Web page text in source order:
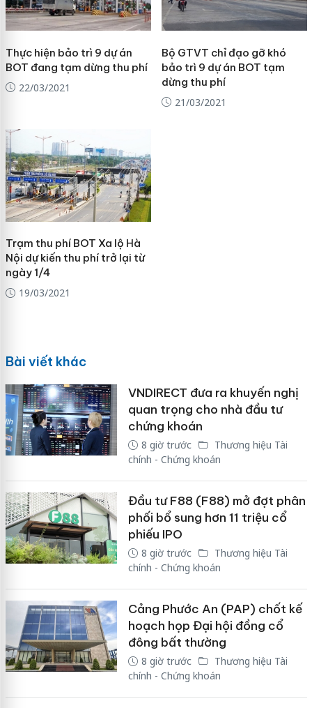
Thực hiện bảo trì 9 dự án
BOT đang tạm dừng thu phí
22/03/2021
Bộ GTVT chỉ đạo gỡ khó
bảo trì 9 dự án BOT tạm
dừng thu phí
21/03/2021
Trạm thu phí BOT Xa lộ Hà
Nội dự kiến thu phí trở lại từ
ngày 1/4
19/03/2021
Bài viết khác
VNDIRECT đưa ra khuyến nghị
quan trọng cho nhà đầu tư
chứng khoán
8 giờ trước
Thương hiệu Tài
chính - Chứng khoán
Đầu tư F88 (F88) mở đợt phân
phối bổ sung hơn 11 triệu cổ
phiếu IPO
8 giờ trước
Thương hiệu Tài
chính - Chứng khoán
Cảng Phước An (PAP) chốt kế
hoạch họp Đại hội đồng cổ
đông bất thường
8 giờ trước
Thương hiệu Tài
chính - Chứng khoán